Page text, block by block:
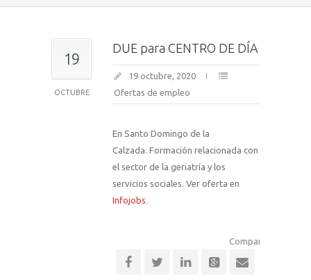
19
OCTUBRE
DUE para CENTRO DE DÍA
19 octubre, 2020
Ofertas de empleo
En Santo Domingo de la
Calzada. Formación relacionada con
el sector de la geriatría y los
servicios sociales. Ver oferta en
Infojobs.
Comparte esta